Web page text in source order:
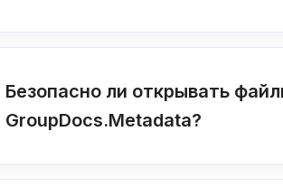
Безопасно ли открывать
GroupDocs.Metadata?